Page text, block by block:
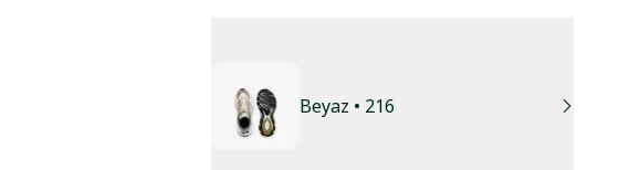
Beyaz • 216